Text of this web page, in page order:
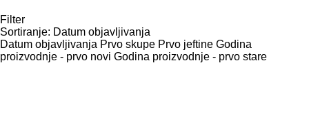
Filter
Sortiranje: Datum objavljivanja
Datum objavljivanja Prvo skupe Prvo jeftine Godina
proizvodnje - prvo novi Godina proizvodnje - prvo stare